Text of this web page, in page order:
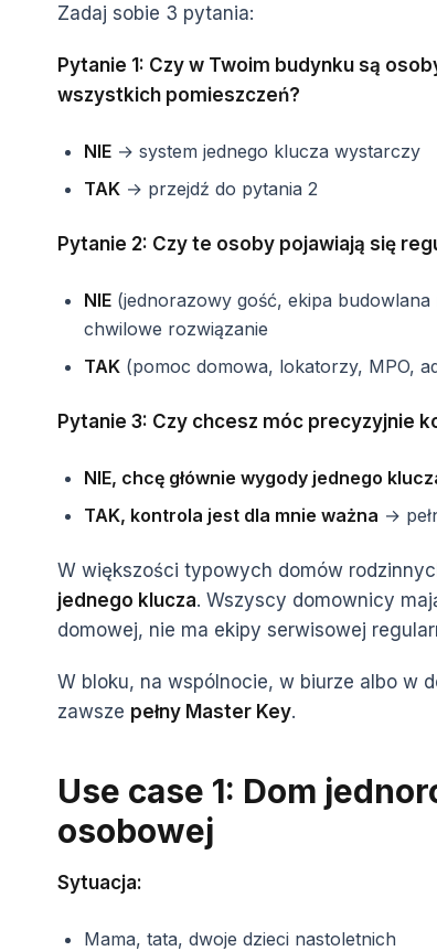
Zadaj sobie 3 pytania:
Pytanie 1: Czy w Twoim budynku są
wszystkich pomieszczeń?
NIE → system jednego klucza wystarczy
TAK → przejdź do pytania 2
Pytanie 2: Czy te osoby pojawiają się
NIE (jednorazowy gość, ekipa
chwilowe rozwiązanie
TAK (pomoc domowa, lokatorzy, MPO,
Pytanie 3: Czy chcesz móc precyzyjnie
NIE, chcę głównie wygody jednego
TAK, kontrola jest dla mnie ważna →
W większości typowych domów
jednego klucza. Wszyscy domownicy
domowej, nie ma ekipy serwisowej
W bloku, na wspólnocie, w biurze albo w
zawsze pełny Master Key.
Use case 1: Dom
osobowej
Sytuacja:
Mama, tata, dwoje dzieci nastoletnich